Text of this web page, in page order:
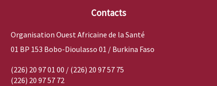
Contacts
Organisation Ouest Africaine de la Santé
01 BP 153 Bobo-Dioulasso 01 / Burkina Faso
(226) 20 97 01 00 / (226) 20 97 57 75
(226) 20 97 57 72